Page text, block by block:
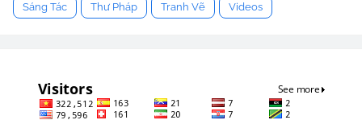
Sáng Tác Thư Pháp Tranh Vẽ Videos